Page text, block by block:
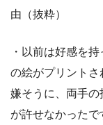
由（抜粋）
・以前は好感を
の絵がプリントさ
嫌そうに、両手
が許せなかったで